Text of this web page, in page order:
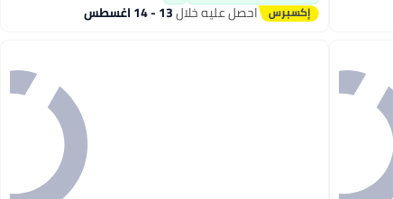
احصل عليه خلال13 - 14 اغسطس